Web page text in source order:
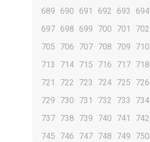
689
690 691 692 693 694
697 698 699 700 701 702
705
706 707 708 709 710
713
714 715 716 717 718
721
722 723 724 725 726
729
730 731 732 733 734
737 738 739 740 741 742
745
746 747 748 749 750